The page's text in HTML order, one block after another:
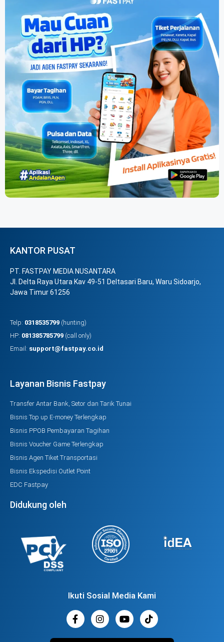
KANTOR PUSAT
PT. FASTPAY MEDIA NUSANTARA
Jl. Delta Raya Utara Kav 49-51 Deltasari Baru, Waru Sidoarjo,
Jawa Timur 61256
Telp: 0318535799 (hunting)
HP: 081385785799 (call only)
Email: support@fastpay.co.id
Layanan Bisnis Fastpay
Transfer Antar Bank, Setor dan Tarik Tunai
Bisnis Top up E-money Terlengkap
Bisnis PPOB Pembayaran Tagihan
Bisnis Voucher Game Terlengkap
Bisnis Agen Tiket Transportasi
Bisnis Ekspedisi Outlet Point
EDC Fastpay
Didukung oleh
Ikuti Sosial Media Kami